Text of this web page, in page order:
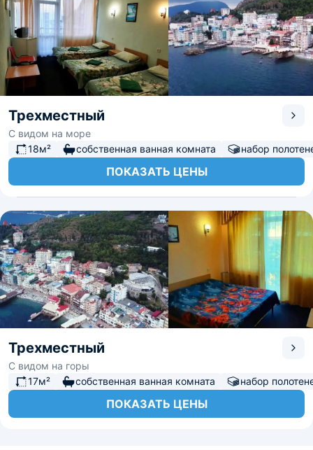
Трехместный
С видом на море
18м²
собственная ванная комната набор
ПОКАЗАТЬ ЦЕНЫ
Трехместный
С видом на горы
17м²
собственная ванная комната набор
ПОКАЗАТЬ ЦЕНЫ